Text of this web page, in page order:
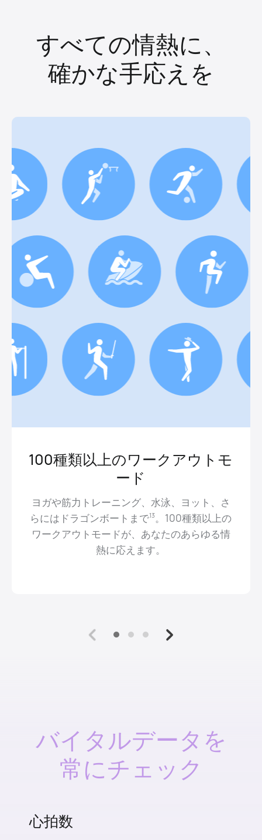
すべての情熱に、
確かな手応えを
100種類以上のワークアウトモ
ード
ヨガや筋力トレーニング、水泳、ヨット、さ
らにはドラゴンボートまで⁠13。100種類以上の
ワークアウトモードが、あなたのあらゆる情
熱に応えます。
バイタルデータを
常にチェック
心拍数